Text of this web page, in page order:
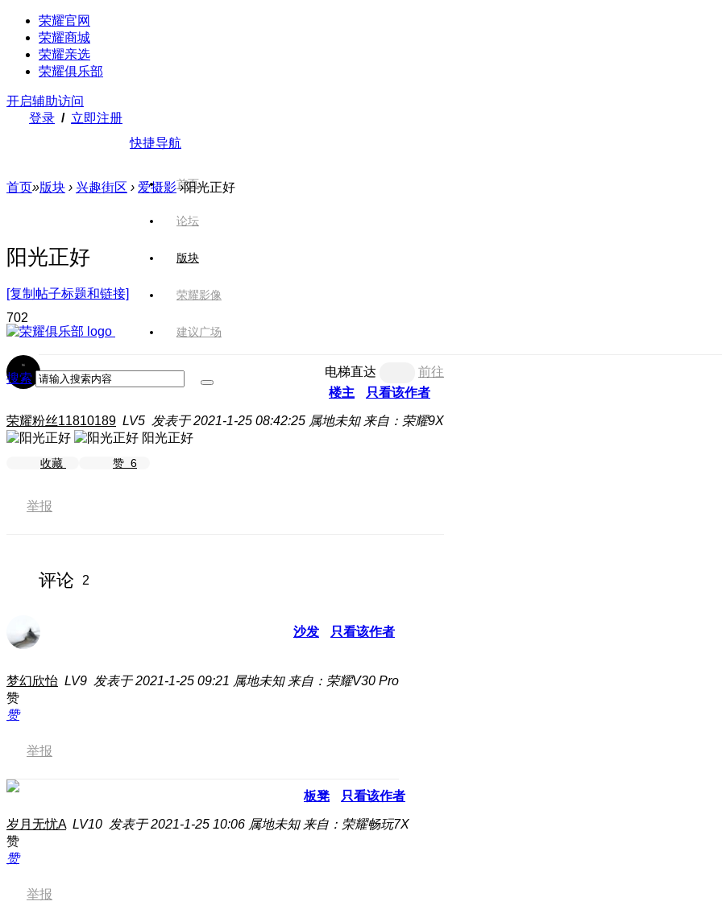
荣耀官网
荣耀商城
荣耀亲选
荣耀俱乐部
开启辅助访问
登录 / 立即注册
快捷导航
首页
论坛
版块
荣耀影像
建议广场
搜索
首页»版块 › 兴趣街区 › 爱摄影 ›阳光正好
阳光正好
[复制帖子标题和链接]
702
电梯直达
前往
楼主
只看该作者
荣耀粉丝11810189 LV5 发表于 2021-1-25 08:42:25 属地未知 来自：荣耀9X
阳光正好
收藏 赞 6
举报
评论 2
沙发 只看该作者
梦幻欣怡 LV9 发表于 2021-1-25 09:21 属地未知 来自：荣耀V30 Pro
赞
赞
举报
板凳 只看该作者
岁月无忧A LV10 发表于 2021-1-25 10:06 属地未知 来自：荣耀畅玩7X
赞
赞
举报